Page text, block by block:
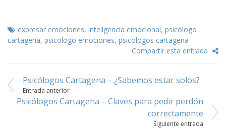
expresar emociones, inteligencia emocional, psicólogo
cartagena, psicologo emociones, psicologos cartagena
Compartir esta entrada
Navegación
de
Psicólogos Cartagena – ¿Sabemos estar solos?
Entrada anterior
Psicólogos Cartagena – Claves para pedir perdón
correctamente
Siguiente entrada